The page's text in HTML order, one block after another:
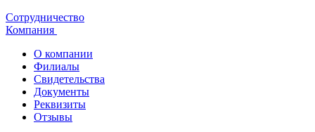
Сотрудничество
Компания
О компании
Филиалы
Свидетельства
Документы
Реквизиты
Отзывы